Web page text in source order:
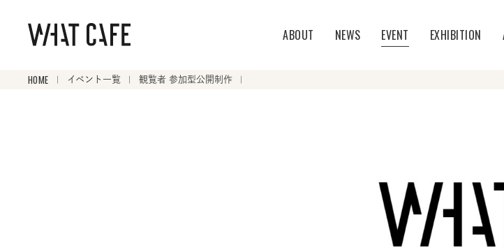
ABOUT NEWS EVENT EXHIBITION
HOME イベント一覧 観覧者 参加型公開制作